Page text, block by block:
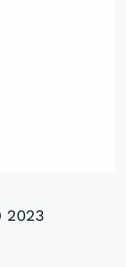
2023